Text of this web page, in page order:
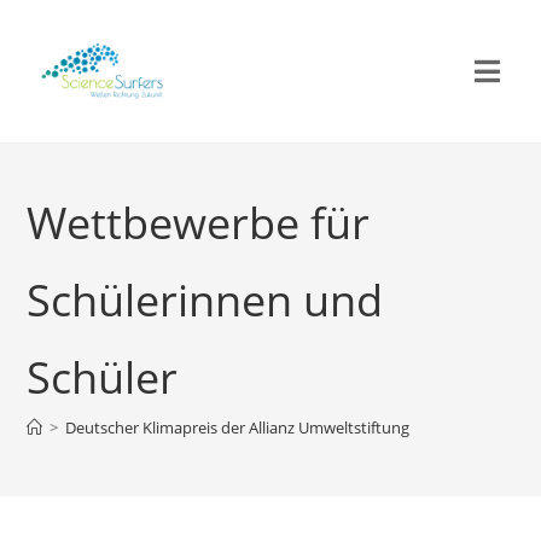
Wettbewerbe für
Schülerinnen und
Schüler
> Deutscher Klimapreis der Allianz Umweltstiftung